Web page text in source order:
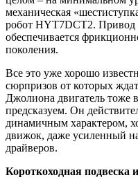
механическая
робот HYT7DCT2. Привод
обеспечивается
поколения.
Все это уже хорошо
сюрпризов от которых
Джолиона двигатель тоже
предсказуем. Он
динамичным характером,
движок, даже усиленный
драйверов.
Короткоходная подвеска